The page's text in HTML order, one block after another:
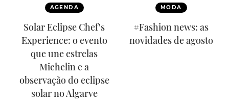
AGENDA
Solar Eclipse Chef's
Experience: o evento
que une estrelas
Michelin e a
observação do eclipse
solar no Algarve
MODA
#Fashion news: as
novidades de agosto